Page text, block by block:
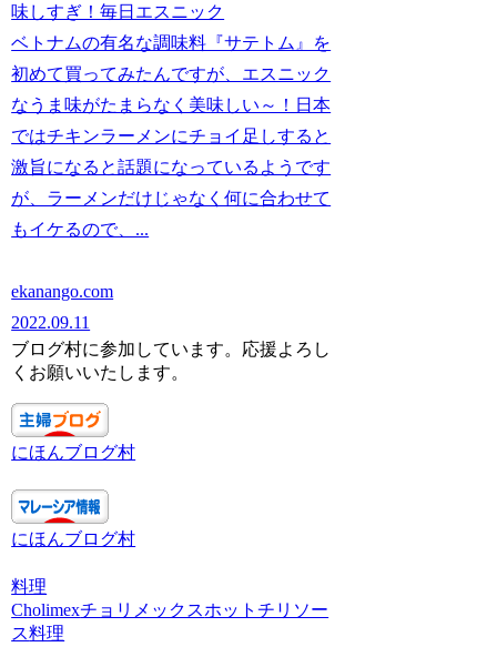
味しすぎ！毎日エスニック
ベトナムの有名な調味料『サテトム』を
初めて買ってみたんですが、エスニック
なうま味がたまらなく美味しい～！日本
ではチキンラーメンにチョイ足しすると
激旨になると話題になっているようです
が、ラーメンだけじゃなく何に合わせて
もイケるので、...
ekanango.com
2022.09.11
ブログ村に参加しています。応援よろし
くお願いいたします。
にほんブログ村
にほんブログ村
料理
Cholimexチョリメックスホットチリソー
ス料理